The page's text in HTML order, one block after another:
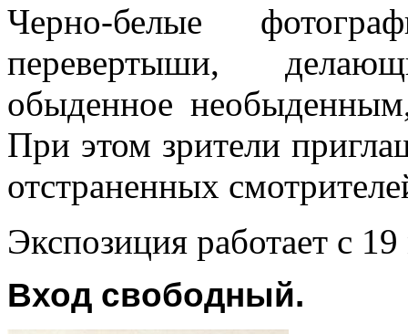
Черно-белые
перевертыши,
обыденное
При этом зрители
отстраненных
Экспозиция работает с
Вход свободный.